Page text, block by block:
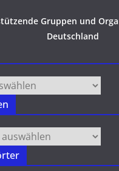
Gruppen und
Deutschland